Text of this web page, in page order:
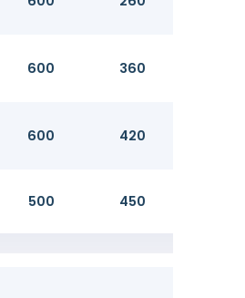
600 360
600 420
500 450